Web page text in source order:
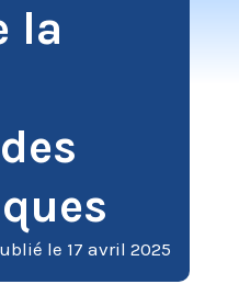
la
le 17 avril 2025